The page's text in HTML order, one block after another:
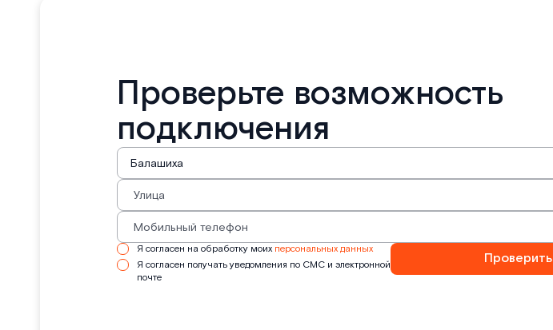
Проверьте возможность
подключения
Я согласен на обработку моих персональных данных
Я согласен получать уведомления по СМС и электронной
почте
Проверить